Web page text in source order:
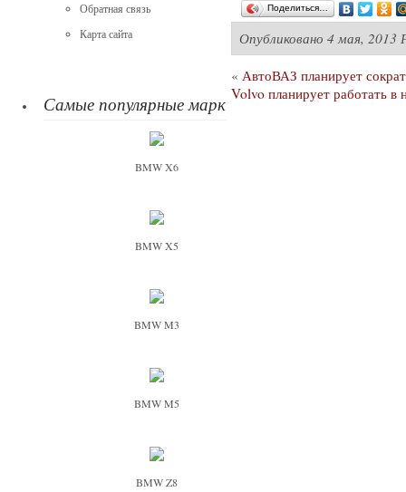
Обратная связь
Карта сайта
Самые популярные марки
BMW X6
BMW X5
BMW M3
BMW M5
BMW Z8
Поделиться…
Опубликовано 4 мая, 2013
« АвтоВАЗ планирует
Volvo планирует работать в